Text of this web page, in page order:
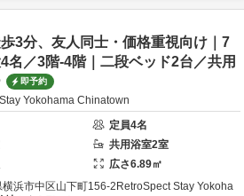
3分、友人同士・価格重視向け｜7
名／3階-4階｜二段ベッド2台／共用
即予約
Yokohama Chinatown
定員4名
共用浴室2室
広さ6.89㎡
横浜市中区山下町156-2 RetroSpect Stay Yokoha